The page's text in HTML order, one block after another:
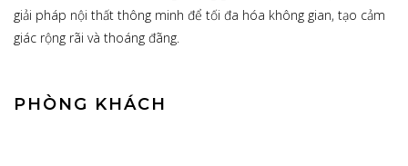
giải pháp nội thất thông minh để tối đa hóa không gian, tạo cảm
giác rộng rãi và thoáng đãng.
PHÒNG KHÁCH